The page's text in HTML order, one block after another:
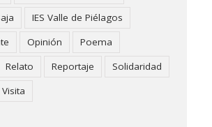
IES Valle de Piélagos
Opinión
Poema
Relato Reportaje
Solidaridad
Visita